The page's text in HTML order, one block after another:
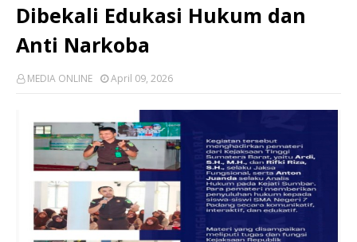
Dibekali Edukasi Hukum dan
Anti Narkoba
MEDIA ONLINE April 09, 2026